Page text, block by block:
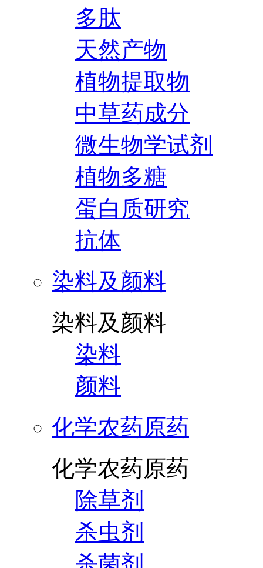
多肽
天然产物
植物提取物
中草药成分
微生物学试剂
植物多糖
蛋白质研究
抗体
染料及颜料
染料及颜料
染料
颜料
化学农药原药
化学农药原药
除草剂
杀虫剂